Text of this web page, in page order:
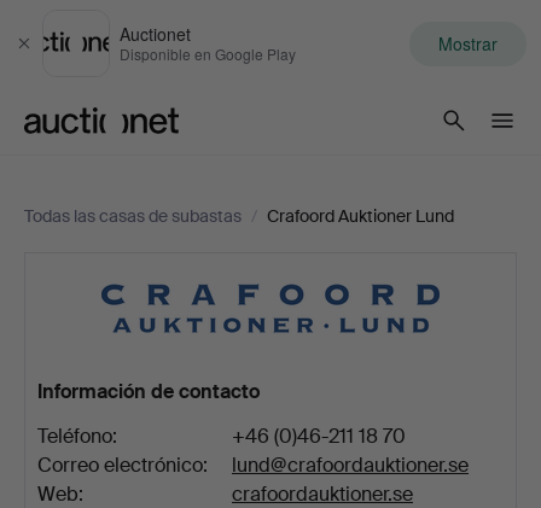
Cerrar
Auctionet
Disponible en Google Play Mostrar
Todas las casas de subastas / Crafoord Auktioner Lund
Crafoord
Auktioner
Lund
Información de contacto
Teléfono:
+46 (0)46-211 18 70
Correo electrónico:
lund@crafoordauktioner.se
Web:
crafoordauktioner.se